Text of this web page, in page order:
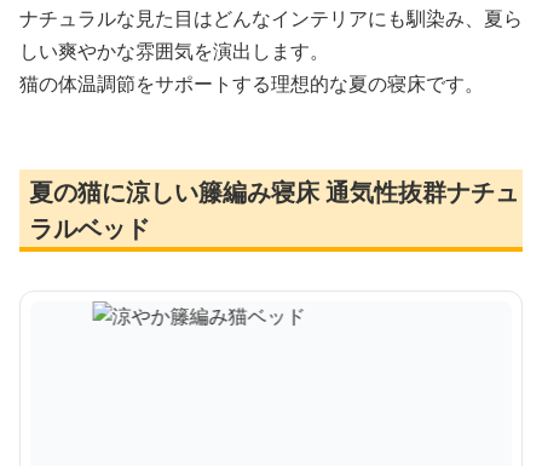
ナチュラルな見た目はどんなインテリアにも馴染み、夏ら
しい爽やかな雰囲気を演出します。
猫の体温調節をサポートする理想的な夏の寝床です。
夏の猫に涼しい籐編み寝床 通気性抜群ナチュ
ラルベッド